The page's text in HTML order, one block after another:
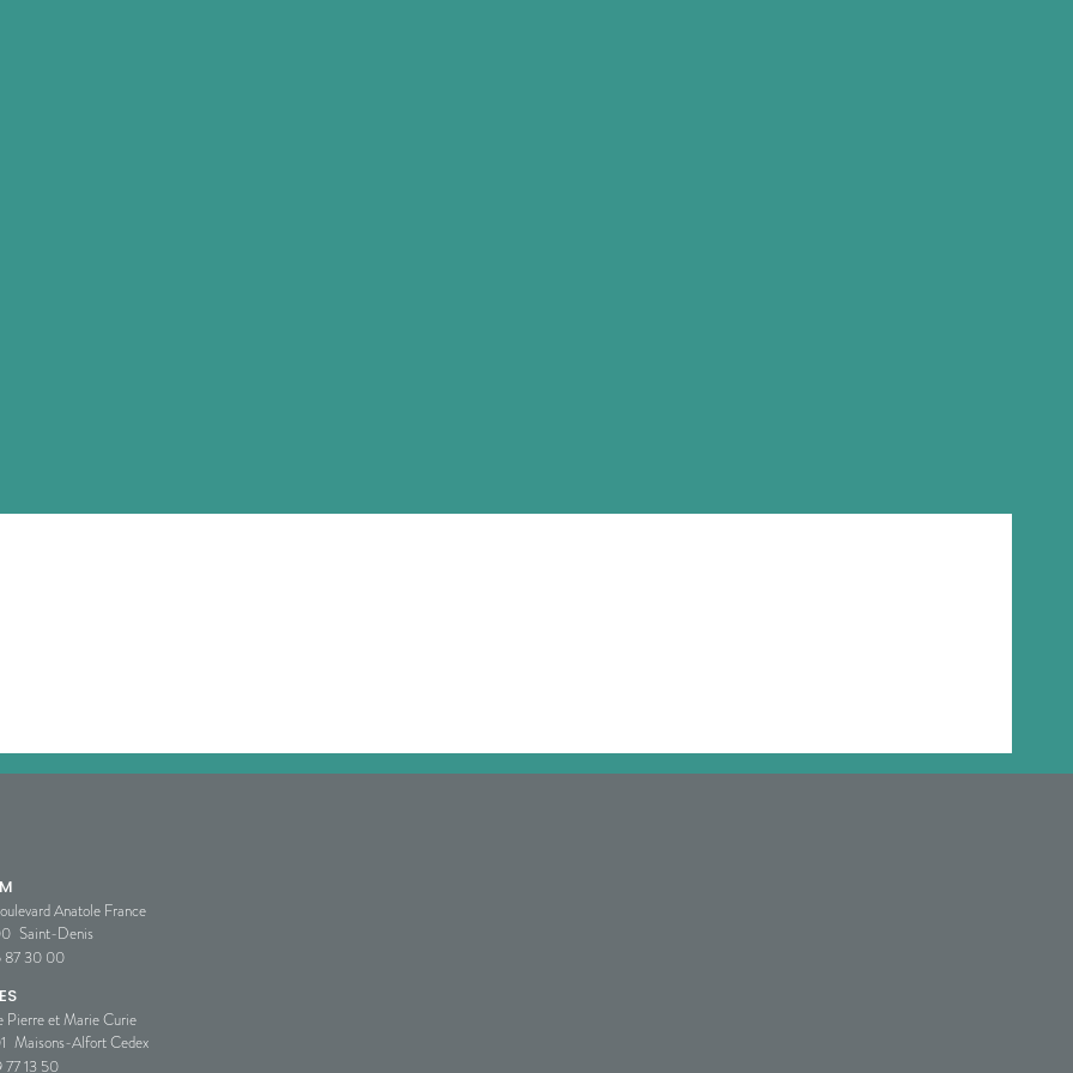
Anatole France
Saint-Denis
87 30 00
Pierre et Marie Curie
Maisons-Alfort Cedex
77 13 50